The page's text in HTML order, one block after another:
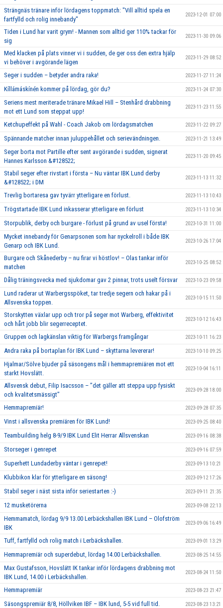
Strängnäs tränare inför lördagens toppmatch: "Vill alltid spela en
fartfylld och rolig innebandy"
2023-12-01 07:00
Tiden i Lund har varit grym! - Mannen som alltid ger 110% tackar för
sig
2023-11-30 09:06
Med klacken på plats vinner vi i sudden, de ger oss den extra hjälp
vi behöver i avgörande lägen
2023-11-29 08:52
Seger i sudden – betyder andra raka! 2023-11-27 11:24
Kíllámáskínén kommer på lördag, gör du? 2023-11-24 07:30
Seriens mest meriterade tränare Mikael Hill – Stenhård drabbning
mot ett Lund som steppat upp!
2023-11-23 11:55
Ketchupeffekt på Wahl - Coach Jakob om lördagsmatchen 2023-11-22 09:27
Spännande matcher innan juluppehållet och serievändningen. 2023-11-21 13:49
Seger borta mot Partille efter sent avgörande i sudden, signerat
Hannes Karlsson &#128522;
2023-11-20 09:45
Stabil seger efter rivstart i första – Nu väntar IBK Lund derby
&#128522; i DM
2023-11-13 11:32
Trevlig bortaresa gav tyvärr ytterligare en förlust. 2023-11-13 10:43
Trögstartade IBK Lund inkasserar ytterligare en förlust 2023-11-13 10:34
Storpublik, derby och burgare - förlust på grund av usel första! 2023-10-31 11:00
Mycket innebandy för Genarpsonen som har nyckelroll i både IBK
Genarp och IBK Lund.
2023-10-26 17:04
Burgare och Skånederby – nu firar vi höstlov! – Olas tankar inför
matchen
2023-10-25 08:52
Dålig träningsvecka med sjukdomar gav 2 pinnar, trots uselt försvar 2023-10-23 09:58
Lund raderar ut Warbergsspöket, tar tredje segern och hakar på i
Allsvenska toppen.
2023-10-15 11:50
Storskytten växlar upp och tror på seger mot Warberg, effektivitet
och hårt jobb blir segerreceptet.
2023-10-12 16:43
Gruppen och lagkänslan viktig för Warbergs framgångar 2023-10-11 16:23
Andra raka på bortaplan för IBK Lund – skyttarna levererar! 2023-10-10 09:25
Hjalmar/Sölve bjuder på säsongens mål i hemmapremiären mot ett
starkt Hovslätt.
2023-10-04 16:11
Allsvensk debut, Filip Isacsson – ’’det gäller att steppa upp fysiskt
och kvalitetsmässigt’’
2023-09-28 18:00
Hemmapremiär! 2023-09-28 07:35
Vinst i allsvenska premiären för IBK Lund! 2023-09-25 08:40
Teambuilding helg 8-9/9 IBK Lund Elit Herrar Allsvenskan 2023-09-16 08:38
Storseger i genrepet 2023-09-16 07:59
Superhett Lundaderby väntar i genrepet! 2023-09-13 10:21
Klubbikon klar för ytterligare en säsong! 2023-09-12 17:26
Stabil seger i näst sista inför seriestarten :-) 2023-09-11 21:35
12 musketörerna 2023-09-08 22:13
Hemmamatch, lördag 9/9 13.00 Lerbäckshallen IBK Lund – Olofström
IBK
2023-09-06 16:49
Tuff, fartfylld och rolig match i Lerbäckshallen. 2023-09-01 13:29
Hemmapremiär och superdebut, lördag 14.00 Lerbäckshallen. 2023-08-25 14:55
Max Gustafsson, Hovslätt IK tankar inför lördagens drabbning mot
IBK Lund, 14.00 i Lerbäckshallen.
2023-08-24 11:50
Hemmapremiär 2023-08-23 21:47
Säsongspremiär 8/8, Höllviken IBF – IBK lund, 5-5 vid full tid. 2023-08-23 13:21